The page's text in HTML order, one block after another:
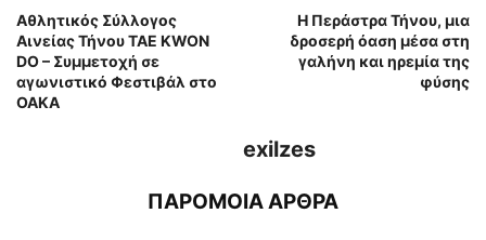
Αθλητικός Σύλλογος
Αινείας Τήνου TAE KWON
DO – Συμμετοχή σε
αγωνιστικό Φεστιβάλ στο
ΟΑΚΑ
Η Περάστρα Τήνου, μια
δροσερή όαση μέσα στη
γαλήνη και ηρεμία της
φύσης
exilzes
ΠΑΡΟΜΟΙΑ ΑΡΘΡΑ